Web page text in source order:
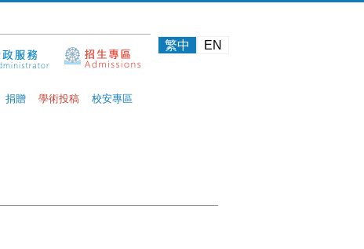
捐贈 學術投稿 校安專區
繁中 EN